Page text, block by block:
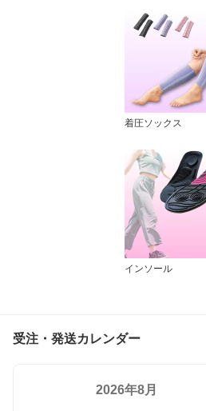
着圧ソックス
インソール
受注・発送カレンダー
2026年8月